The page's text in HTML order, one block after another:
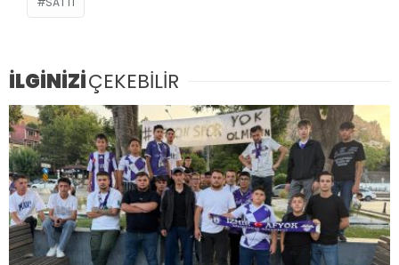
İLGİNİZİÇEKEBİLİR